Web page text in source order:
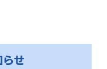
せ